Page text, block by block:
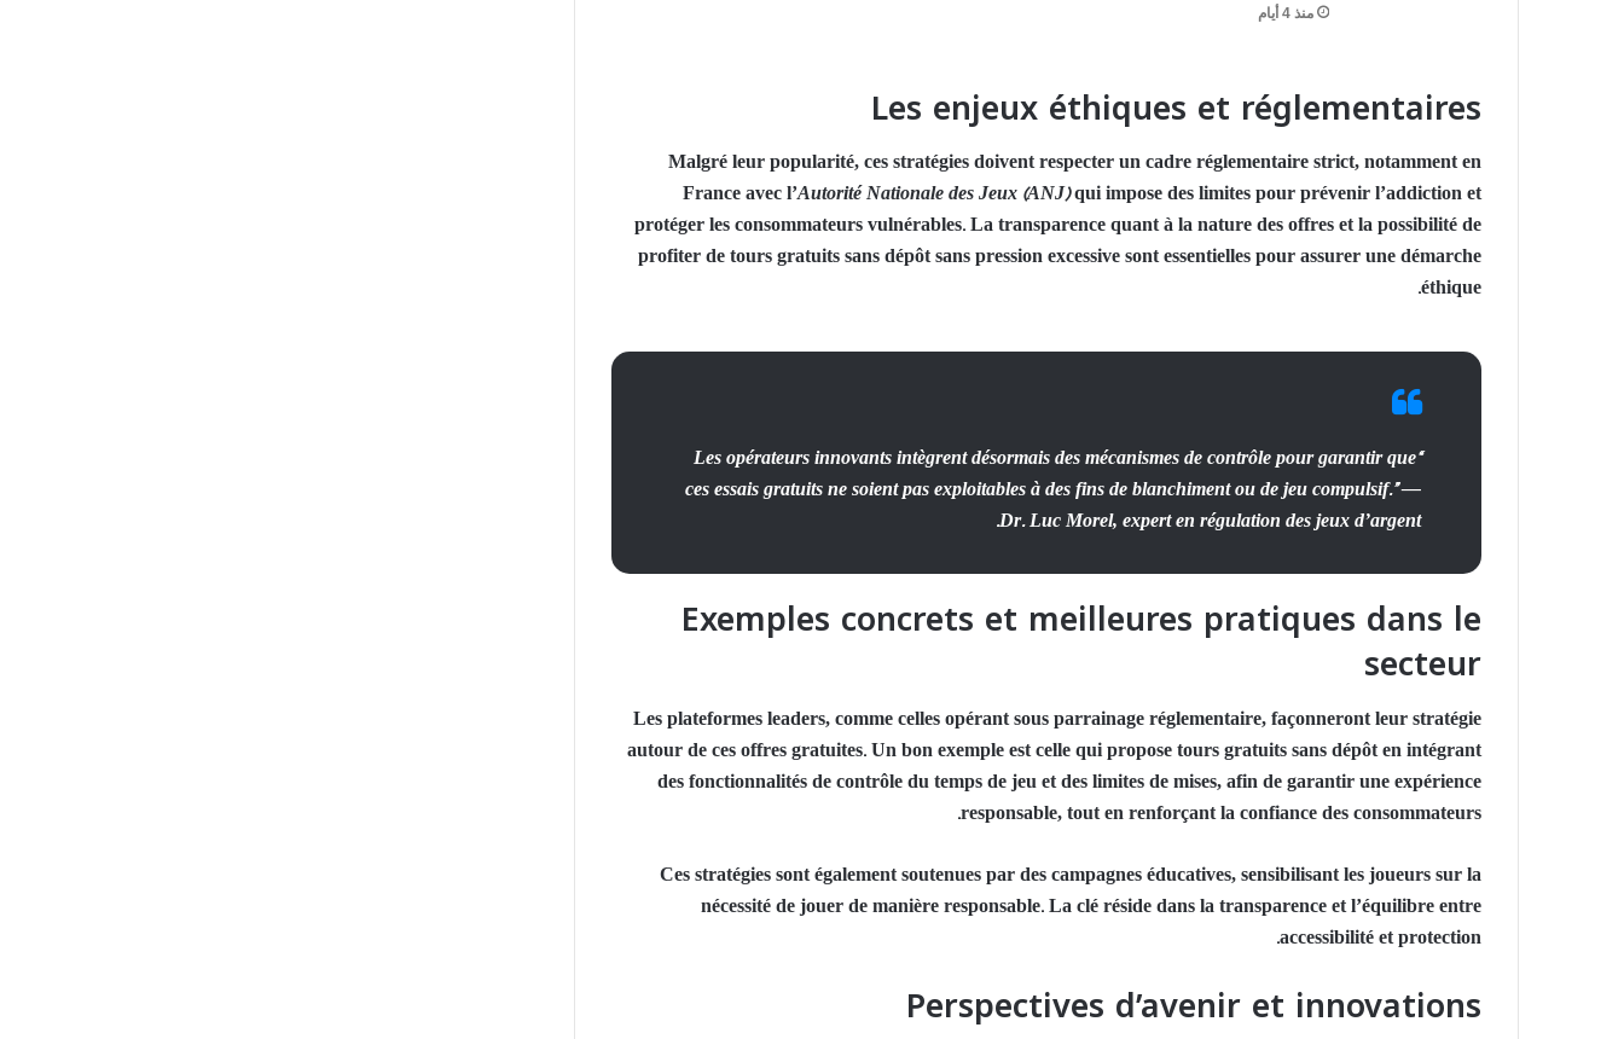
منذ 4 أيام
Les enjeux éthiques et réglementaires
Malgré leur popularité, ces stratégies doivent respecter un cadre réglementaire strict, notamment en
France avec l’Autorité Nationale des Jeux (ANJ)qui impose des limites pour prévenir l’addiction et
protéger les consommateurs vulnérables. La transparence quant à la nature des offres et la possibilité de
profiter de tours gratuits sans dépôtsans pression excessive sont essentielles pour assurer une démarche
éthique.
“Les opérateurs innovants intègrent désormais des mécanismes de contrôle pour garantir que
ces essais gratuits ne soient pas exploitables à des fins de blanchiment ou de jeu compulsif.” —
Dr. Luc Morel, expert en régulation des jeux d’argent.
Exemples concrets et meilleures pratiques dans le
secteur
Les plateformes leaders, comme celles opérant sous parrainage réglementaire, façonneront leur stratégie
autour de ces offres gratuites. Un bon exemple est celle qui propose tours gratuits sans dépôt en intégrant
des fonctionnalités de contrôle du temps de jeu et des limites de mises, afin de garantir une expérience
responsable, tout en renforçant la confiance des consommateurs.
Ces stratégies sont également soutenues par des campagnes éducatives, sensibilisant les joueurs sur la
nécessité de jouer de manière responsable. La clé réside dans la transparence et l’équilibre entre
accessibilité et protection.
Perspectives d’avenir et innovations